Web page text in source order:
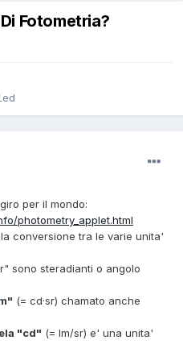
Fotometria?
per il mondo:
photometry_applet.html
conversione tra le varie unita'
sono steradianti o angolo
(= cd·sr) chamato anche
"cd" (= lm/sr) e' una unita'